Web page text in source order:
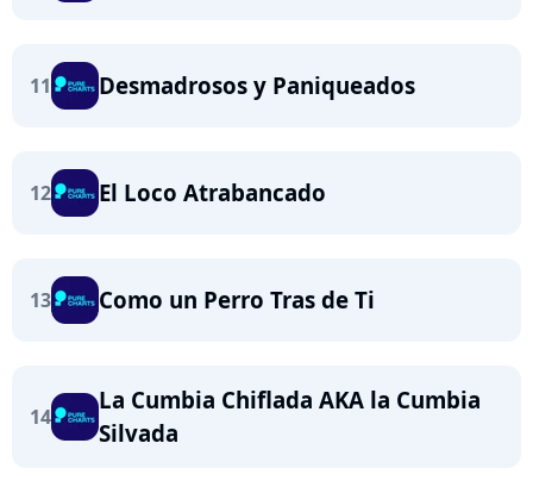
11 Desmadrosos y Paniqueados
12 El Loco Atrabancado
13 Como un Perro Tras de Ti
14
La Cumbia Chiflada AKA la Cumbia
Silvada